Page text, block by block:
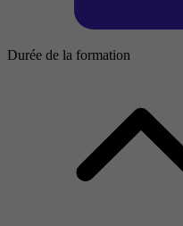
Durée de la formation